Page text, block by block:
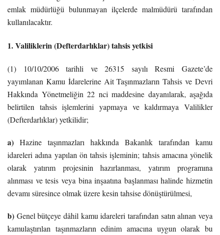
emlak müdürlüğü bulunmayan ilçelerde malmüdürü tarafından
kullanılacaktır.
1. Valiliklerin (Defterdarlıklar) tahsis yetkisi
(1) 10/10/2006 tarihli ve 26315 sayılı Resmi Gazete’de
yayımlanan Kamu İdarelerine Ait Taşınmazların Tahsis ve Devri
Hakkında Yönetmeliğin 22 nci maddesine dayanılarak, aşağıda
belirtilen tahsis işlemlerini yapmaya ve kaldırmaya Valilikler
(Defterdarlıklar) yetkilidir;
a) Hazine taşınmazları hakkında Bakanlık tarafından kamu
idareleri adına yapılan ön tahsis işleminin; tahsis amacına yönelik
olarak yatırım projesinin hazırlanması, yatırım programına
alınması ve tesis veya bina inşaatına başlanması halinde hizmetin
devamı süresince olmak üzere kesin tahsise dönüştürülmesi,
b) Genel bütçeye dâhil kamu idareleri tarafından satın alınan veya
kamulaştırılan taşınmazların edinim amacına uygun olarak bu